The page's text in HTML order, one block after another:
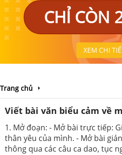
CHỈ CÒN
XEM CHI
Trang chủ
Viết bài văn biểu cảm về
1. Mở đoạn: - Mở bài trực tiếp:
thân yêu của mình. - Mở bài
thông qua các câu ca dao, tục